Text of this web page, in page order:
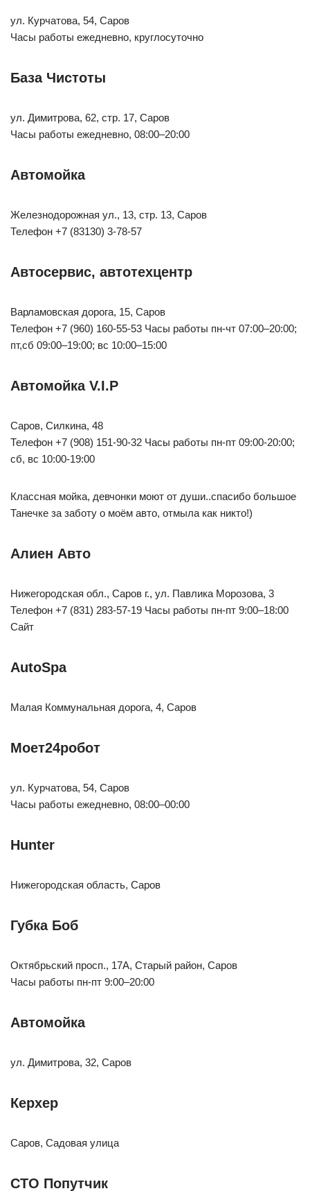
ул. Курчатова, 54, Саров
Часы работы ежедневно, круглосуточно
База Чистоты
ул. Димитрова, 62, стр. 17, Саров
Часы работы ежедневно, 08:00–20:00
Автомойка
Железнодорожная ул., 13, стр. 13, Саров
Телефон +7 (83130) 3-78-57
Автосервис, автотехцентр
Варламовская дорога, 15, Саров
Телефон +7 (960) 160-55-53 Часы работы пн-чт 07:00–20:00;
пт,сб 09:00–19:00; вс 10:00–15:00
Автомойка V.I.P
Саров, Силкина, 48
Телефон +7 (908) 151-90-32 Часы работы пн-пт 09:00-20:00;
сб, вс 10:00-19:00
Классная мойка, девчонки моют от души..спасибо большое
Танечке за заботу о моём авто, отмыла как никто!)
Алиен Авто
Нижегородская обл., Саров г., ул. Павлика Морозова, 3
Телефон +7 (831) 283-57-19 Часы работы пн-пт 9:00–18:00
Сайт
AutoSpa
Малая Коммунальная дорога, 4, Саров
Моет24робот
ул. Курчатова, 54, Саров
Часы работы ежедневно, 08:00–00:00
Hunter
Нижегородская область, Саров
Губка Боб
Октябрьский просп., 17А, Старый район, Саров
Часы работы пн-пт 9:00–20:00
Автомойка
ул. Димитрова, 32, Саров
Керхер
Саров, Садовая улица
СТО Попутчик